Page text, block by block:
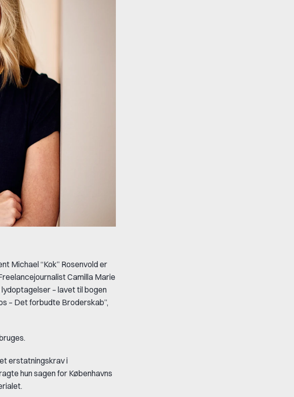
Michael “Kok” Rosenvold er
Camilla Marie
– lavet til bogen
– Det forbudte Broderskab”,
erstatningskrav i
hun sagen for Københavns